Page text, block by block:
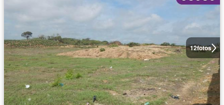
12fotos